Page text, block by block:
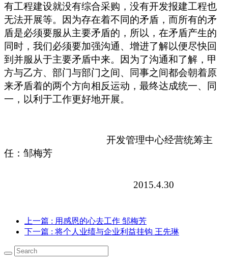
有工程建设就没有综合采购，没有开发报建工程也
无法开展等。因为存在着不同的矛盾，而所有的矛
盾是必须要服从主要矛盾的，所以，在矛盾产生的
同时，我们必须要加强沟通、增进了解以便尽快回
到并服从于主要矛盾中来。因为了沟通和了解，甲
方与乙方、部门与部门之间、同事之间都会朝着原
来矛盾着的两个方向相反运动，最终达成统一、同
一，以利于工作更好地开展。
开发管理中心经营统筹主
任：邹梅芳
2015.4.30
上一篇 : 用感恩的心去工作 邹梅芳
下一篇 : 将个人业绩与企业利益挂钩 王先琳